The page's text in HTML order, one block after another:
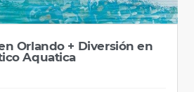
Orlando + Diversión en
Aquatica